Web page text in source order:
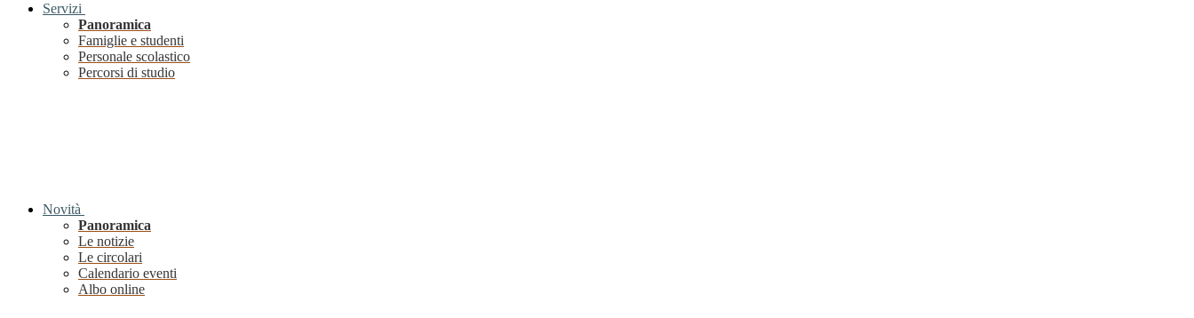
Servizi
Panoramica
Famiglie e studenti
Personale scolastico
Percorsi di studio
Novità
Panoramica
Le notizie
Le circolari
Calendario eventi
Albo online